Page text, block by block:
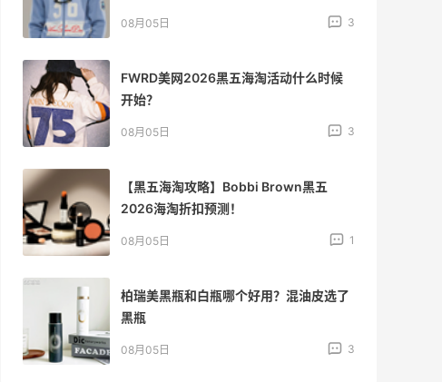
08月05日 3
淘宝买柏瑞美定妆喷雾跳55海淘！返利
2.91元
08月05日 4
吃到了干煸炒面，好吃诶
08月05日 4
牛杂牛腩锅我很喜欢
08月05日 4